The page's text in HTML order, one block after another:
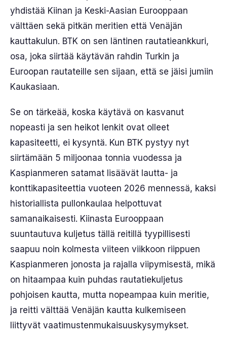
yhdistää Kiinan ja Keski-Aasian Eurooppaan
välttäen sekä pitkän meritien että Venäjän
kauttakulun. BTK on sen läntinen rautatieankkuri,
osa, joka siirtää käytävän rahdin Turkin ja
Euroopan rautateille sen sijaan, että se jäisi jumiin
Kaukasiaan.
Se on tärkeää, koska käytävä on kasvanut
nopeasti ja sen heikot lenkit ovat olleet
kapasiteetti, ei kysyntä. Kun BTK pystyy nyt
siirtämään 5 miljoonaa tonnia vuodessa ja
Kaspianmeren satamat lisäävät lautta- ja
konttikapasiteettia vuoteen 2026 mennessä, kaksi
historiallista pullonkaulaa helpottuvat
samanaikaisesti. Kiinasta Eurooppaan
suuntautuva kuljetus tällä reitillä tyypillisesti
saapuu noin kolmesta viiteen viikkoon riippuen
Kaspianmeren jonosta ja rajalla viipymisestä, mikä
on hitaampaa kuin puhdas rautatiekuljetus
pohjoisen kautta, mutta nopeampaa kuin meritie,
ja reitti välttää Venäjän kautta kulkemiseen
liittyvät vaatimustenmukaisuuskysymykset.